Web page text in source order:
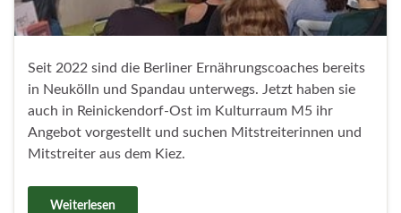
Seit 2022 sind die Berliner Ernährungscoaches bereits
in Neukölln und Spandau unterwegs. Jetzt haben sie
auch in Reinickendorf-Ost im Kulturraum M5 ihr
Angebot vorgestellt und suchen Mitstreiterinnen und
Mitstreiter aus dem Kiez.
Weiterlesen